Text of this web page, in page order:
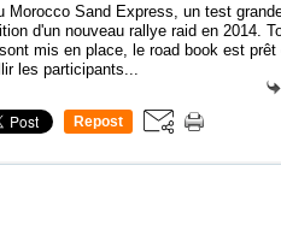
Morocco Sand Express, un test
d'un nouveau rallye raid en 2014.
mis en place, le road book est prêt
les participants...
Repost